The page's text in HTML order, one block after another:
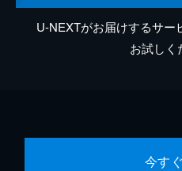
U-NEXTがお届けするサー
お試しく
今す